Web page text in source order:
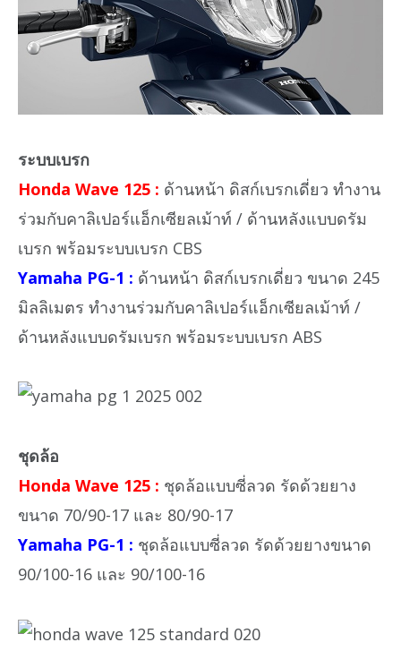
ระบบเบรก
Honda Wave 125 : ด้านหน้า ดิสก์เบรกเดี่ยว ทำงาน
ร่วมกับคาลิเปอร์แอ็กเซียลเม้าท์ / ด้านหลังแบบดรัม
เบรก พร้อมระบบเบรก CBS
Yamaha PG-1 : ด้านหน้า ดิสก์เบรกเดี่ยว ขนาด 245
มิลลิเมตร ทำงานร่วมกับคาลิเปอร์แอ็กเซียลเม้าท์ /
ด้านหลังแบบดรัมเบรก พร้อมระบบเบรก ABS
ชุดล้อ
Honda Wave 125 : ชุดล้อแบบซี่ลวด รัดด้วยยาง
ขนาด 70/90-17 และ 80/90-17
Yamaha PG-1 : ชุดล้อแบบซี่ลวด รัดด้วยยางขนาด
90/100-16 และ 90/100-16